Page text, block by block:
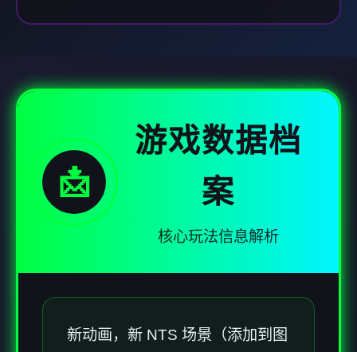
📩
游戏数据档
案
核心玩法信息解析
新动画，新 NTS 场景（添加到图